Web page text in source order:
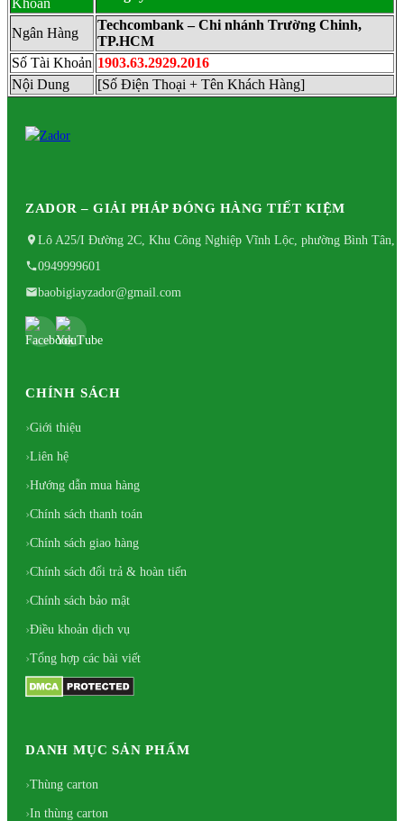
Ngân Hàng
Techcombank – Chi nhánh Trường Chinh,
TP.HCM
Số Tài Khoản 1903.63.2929.2016
Nội Dung
[Số Điện Thoại + Tên Khách Hàng]
ZADOR – GIẢI PHÁP ĐÓNG HÀNG TIẾT KIỆM
Lô A25/I Đường 2C, Khu Công Nghiệp Vĩnh Lộc, phường Bình Tân,
0949999601
baobigiayzador@gmail.com
CHÍNH SÁCH
Giới thiệu
Liên hệ
Hướng dẫn mua hàng
Chính sách thanh toán
Chính sách giao hàng
Chính sách đổi trả & hoàn tiến
Chính sách bảo mật
Điều khoản dịch vụ
Tổng hợp các bài viết
DANH MỤC SẢN PHẨM
Thùng carton
In thùng carton